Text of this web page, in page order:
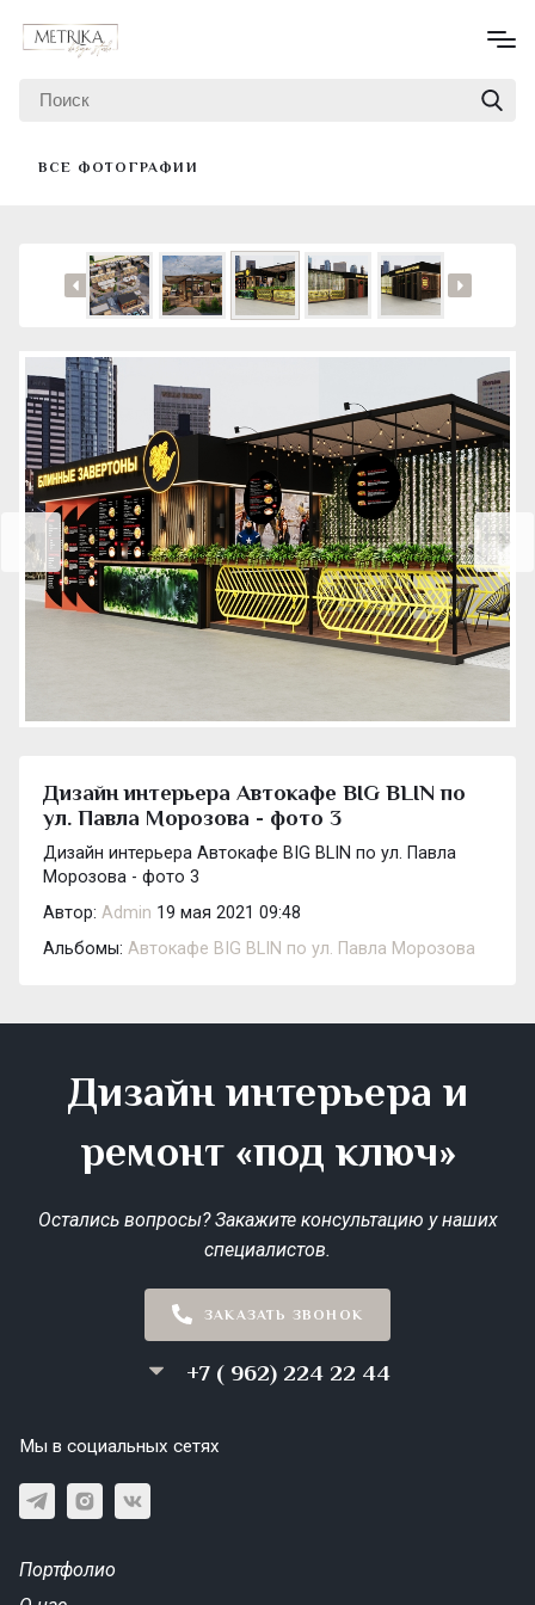
ВСЕ ФОТОГРАФИИ
Дизайн интерьера Автокафе BIG BLIN по
ул. Павла Морозова - фото 3
Дизайн интерьера Автокафе BIG BLIN по ул. Павла
Морозова - фото 3
Автор: Admin 19 мая 2021 09:48
Альбомы: Автокафе BIG BLIN по ул. Павла Морозова
Дизайн интерьера и
ремонт «под ключ»
Остались вопросы? Закажите консультацию у наших
специалистов.
ЗАКАЗАТЬ ЗВОНОК
+7 ( 962) 224 22 44
Мы в социальных сетях
Портфолио